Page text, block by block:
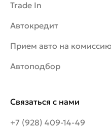
Связаться с нами
+7 (928) 409-14-49
Trade In
Автокредит
Прием авто на
Автоподбор